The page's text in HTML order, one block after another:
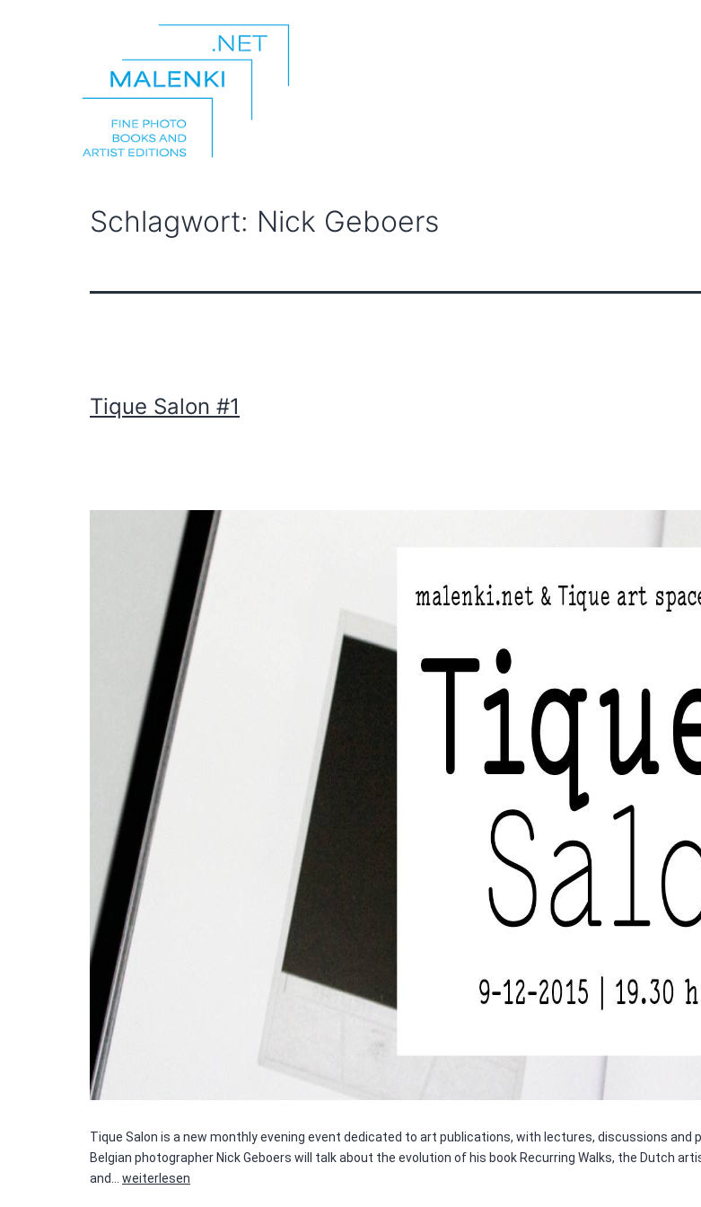
Schlagwort: Nick Geboers
Tique Salon #1
Tique Salon is a new monthly evening event dedicated to art publications, with lectures, discussions
Belgian photographer Nick Geboers will talk about the evolution of his book Recurring Walks, the Dutch
and… Tique
weiterlesen